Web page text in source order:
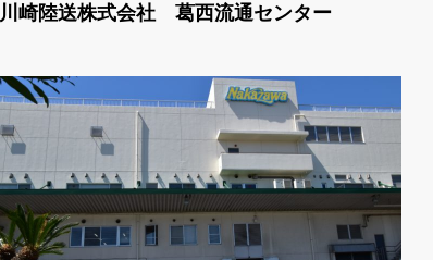
川崎陸送株式会社 葛西流通センター